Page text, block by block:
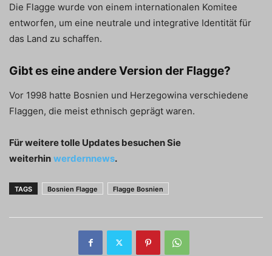
Die Flagge wurde von einem internationalen Komitee
entworfen, um eine neutrale und integrative Identität für
das Land zu schaffen.
Gibt es eine andere Version der Flagge?
Vor 1998 hatte Bosnien und Herzegowina verschiedene
Flaggen, die meist ethnisch geprägt waren.
Für weitere tolle Updates besuchen Sie
weiterhin werdernnews.
TAGS Bosnien Flagge Flagge Bosnien